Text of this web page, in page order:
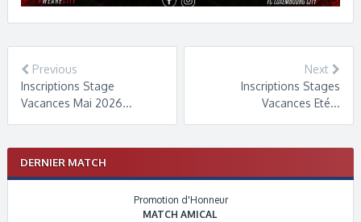
Previous
Inscriptions Stage
Vacances Mai 2026...
Next
Inscriptions Stages
Vacances Eté...
DERNIER MATCH
Promotion d'Honneur
MATCH AMICAL